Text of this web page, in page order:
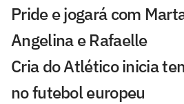
Pride e jogará com
Angelina e Rafaelle
Cria do Atlético inicia
no futebol europeu